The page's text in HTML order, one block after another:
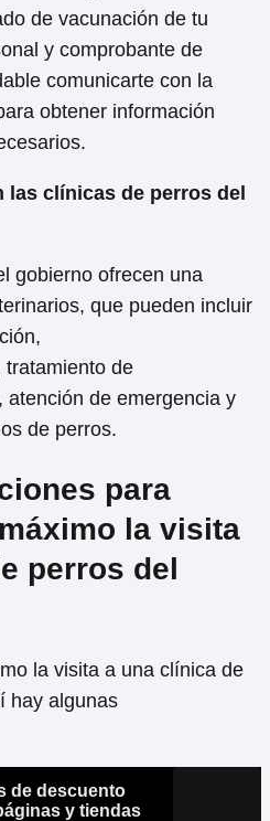
de vacunación de tu
y comprobante de
comunicarte con la
obtener información
las clínicas de perros del
gobierno ofrecen una
que pueden incluir
tratamiento de
de emergencia y
de perros.
para
la visita
perros del
la visita a una clínica de
hay algunas
de descuento
y tiendas